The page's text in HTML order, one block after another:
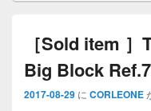
［Sold item
Big Block
2017-08-29 に CORLEONE